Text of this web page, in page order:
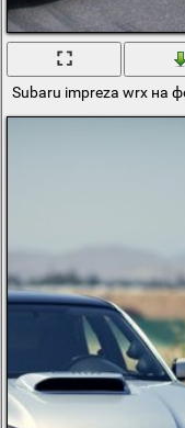
Subaru impreza wrx на